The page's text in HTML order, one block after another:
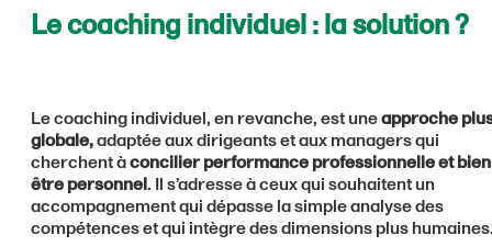
Le coaching individuel : la solution ?
Le coaching individuel, en revanche, est uneapproche
globale,adaptée aux dirigeants et aux managers qui
cherchent àconcilier performance professionnelle et
être personnel. Il s’adresse à ceux qui souhaitent un
accompagnement qui dépasse la simple analyse des
compétences et qui intègre des dimensions plus